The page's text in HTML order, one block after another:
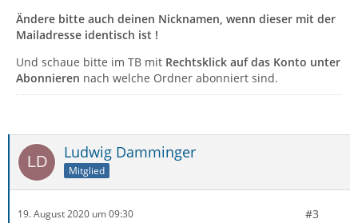
Ändere bitte auch deinen Nicknamen, wenn dieser mit der
Mailadresse identisch ist !
Und schaue bitte im TB mit Rechtsklick auf das Konto unter
Abonnieren nach welche Ordner abonniert sind.
Ludwig Damminger
Mitglied
19. August 2020 um 09:30 #3